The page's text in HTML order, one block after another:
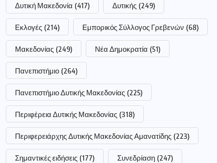
Δυτική Μακεδονία (417) Δυτικής (249)
Εκλογές (214) Εμπορικός Σύλλογος Γρεβενών (68)
Μακεδονίας (249) Νέα Δημοκρατία (51)
Πανεπιστήμιο (264)
Πανεπιστήμιο Δυτικής Μακεδονίας (225)
Περιφέρεια Δυτικής Μακεδονίας (318)
Περιφερειάρχης Δυτικής Μακεδονίας Αμανατίδης (223)
Σημαντικές ειδήσεις (177) Συνεδρίαση (247)